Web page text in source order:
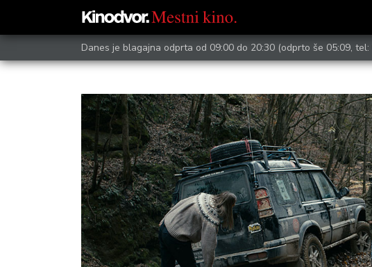
Danes je blagajna odprta od 09:00 do 20:30 (odprto še 05:09, tel: